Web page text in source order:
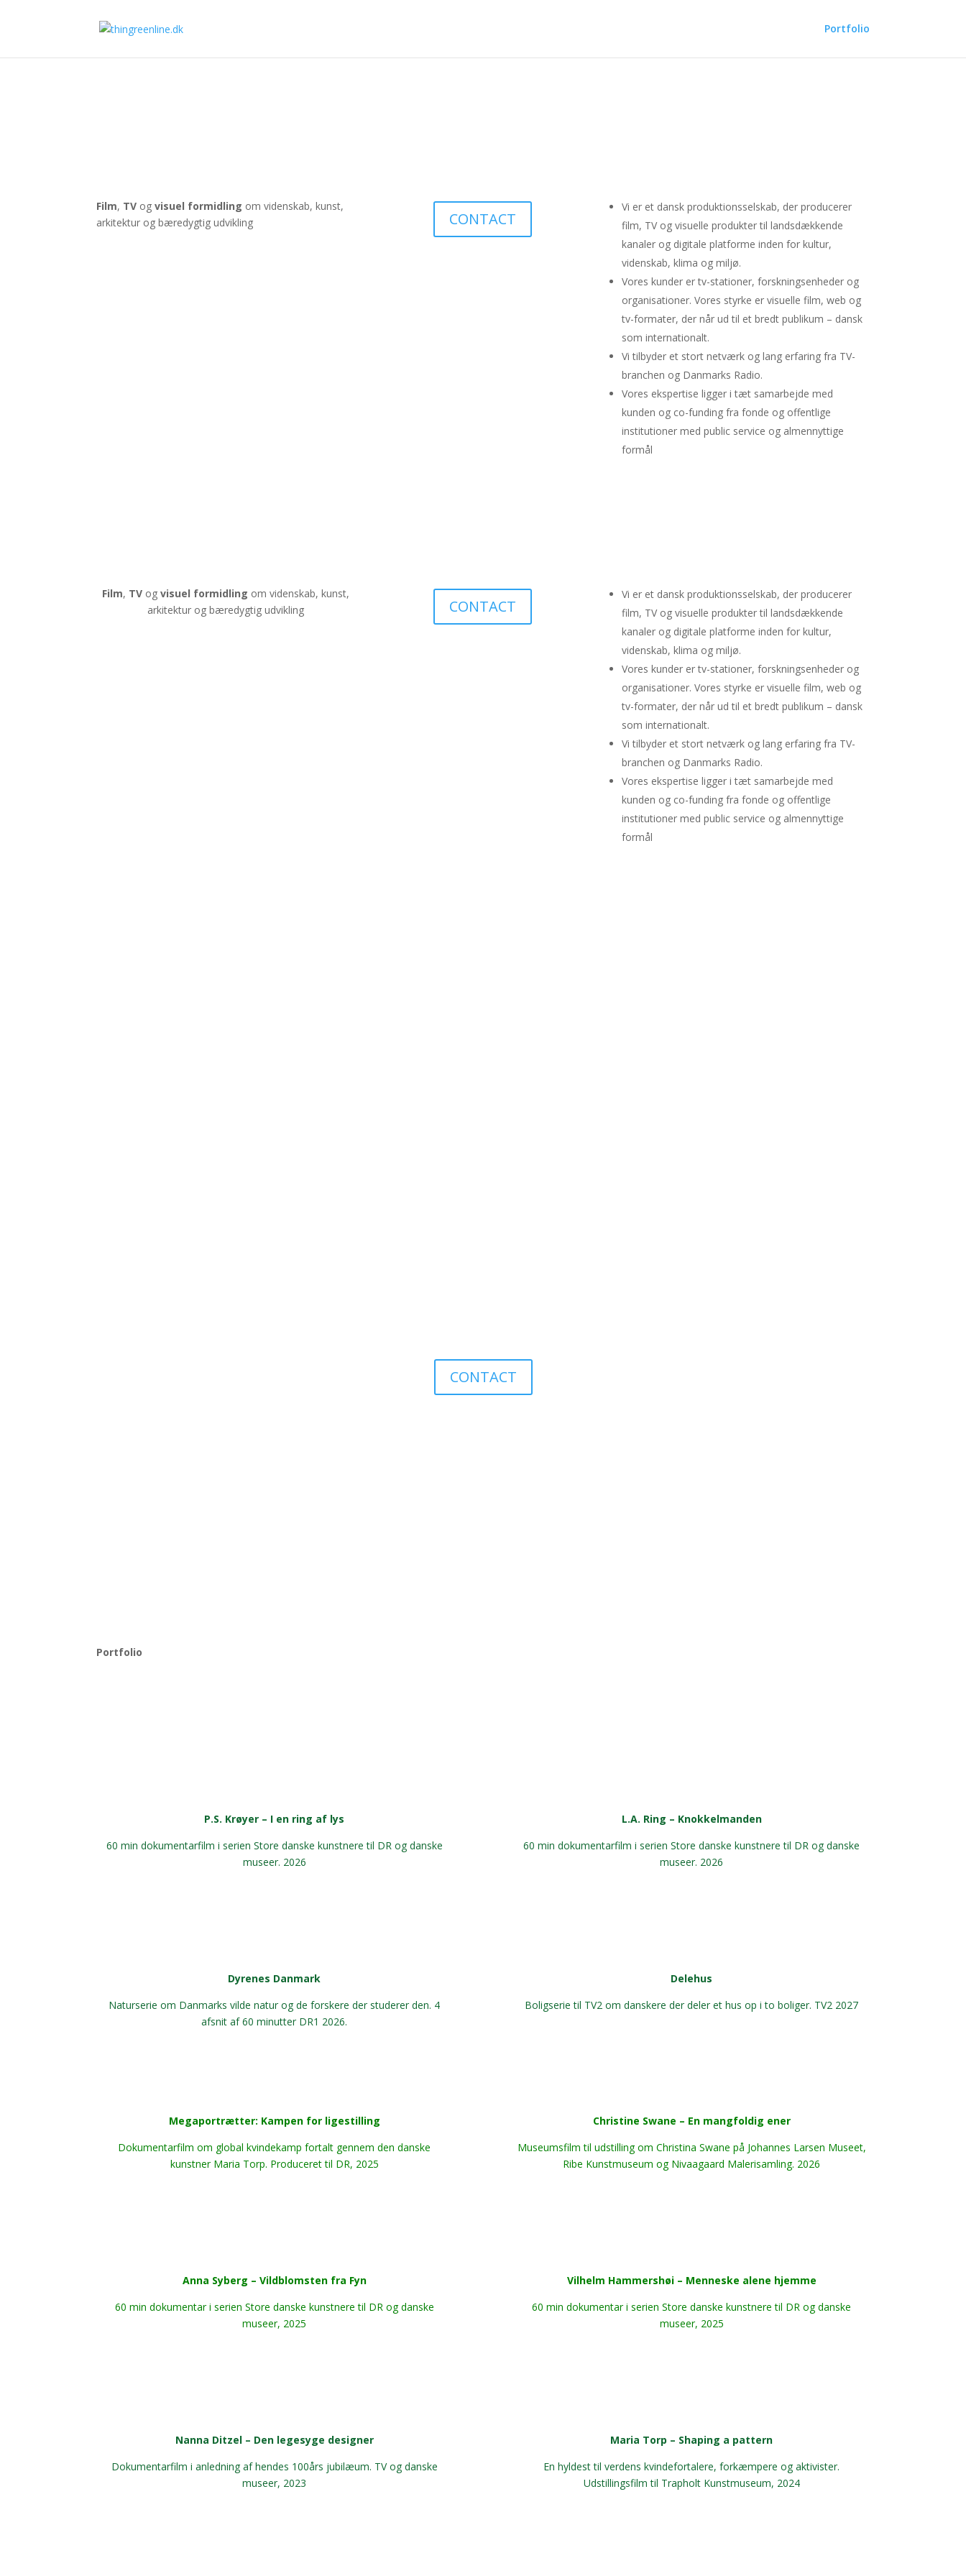
Portfolio
Film, TV ogvisuel formidling om videnskab, kunst,
arkitektur og bæredygtig udvikling
CONTACT
Vi er et dansk produktionsselskab, der producerer
film, TV og visuelle produkter til landsdækkende
kanaler og digitale platforme inden for kultur,
videnskab, klima og miljø.
Vores kunder er tv-stationer, forskningsenheder og
organisationer. Vores styrke er visuelle film, web og
tv-formater, der når ud til et bredt publikum – dansk
som internationalt.
Vi tilbyder et stort netværk og lang erfaring fra TV-
branchen og Danmarks Radio.
Vores ekspertise ligger i tæt samarbejde med
kunden og co-funding fra fonde og offentlige
institutioner med public service og almennyttige
formål
Film, TVog visuel formidling om videnskab, kunst,
arkitektur og bæredygtig udvikling
CONTACT
Vi er et dansk produktionsselskab, der producerer
film, TV og visuelle produkter til landsdækkende
kanaler og digitale platforme inden for kultur,
videnskab, klima og miljø.
Vores kunder er tv-stationer, forskningsenheder og
organisationer. Vores styrke er visuelle film, web og
tv-formater, der når ud til et bredt publikum – dansk
som internationalt.
Vi tilbyder et stort netværk og lang erfaring fra TV-
branchen og Danmarks Radio.
Vores ekspertise ligger i tæt samarbejde med
kunden og co-funding fra fonde og offentlige
institutioner med public service og almennyttige
formål
CONTACT
Portfolio
P.S. Krøyer – I en ring af lys
60 min dokumentarfilm i serien Store danske kunstnere til DR og danske
museer. 2026
L.A. Ring – Knokkelmanden
60 min dokumentarfilm i serien Store danske kunstnere til DR og danske
museer. 2026
Dyrenes Danmark
Naturserie om Danmarks vilde natur og de forskere der studerer den. 4
afsnit af 60 minutter DR1 2026.
Delehus
Boligserie til TV2 om danskere der deler et hus op i to boliger. TV2 2027
Megaportrætter: Kampen for ligestilling
Dokumentarfilm om global kvindekamp fortalt gennem den danske
kunstner Maria Torp. Produceret til DR, 2025
Christine Swane – En mangfoldig ener
Museumsfilm til udstilling om Christina Swane på Johannes Larsen Museet,
Ribe Kunstmuseum og Nivaagaard Malerisamling. 2026
Anna Syberg – Vildblomsten fra Fyn
60 min dokumentar i serien Store danske kunstnere til DR og danske
museer, 2025
Vilhelm Hammershøi – Menneske alene hjemme
60 min dokumentar i serien Store danske kunstnere til DR og danske
museer, 2025
Nanna Ditzel – Den legesyge designer
Dokumentarfilm i anledning af hendes 100års jubilæum. TV og danske
museer, 2023
Maria Torp – Shaping a pattern
En hyldest til verdens kvindefortalere, forkæmpere og aktivister.
Udstillingsfilm til Trapholt Kunstmuseum, 2024